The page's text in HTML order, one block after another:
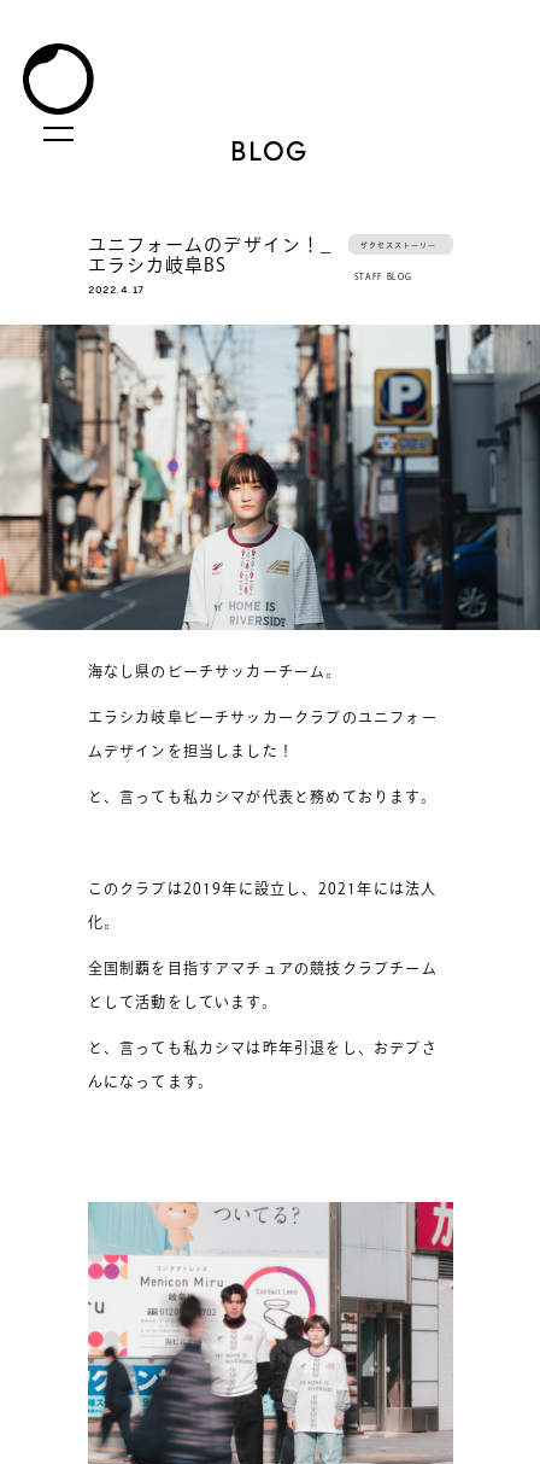
BLOG
ユニフォームのデザイン！_
エラシカ岐阜BS
2022.4.17
サクセスストーリー
STAFF BLOG
海なし県のビーチサッカーチーム。
エラシカ岐阜ビーチサッカークラブのユニフォー
ムデザインを担当しました！
と、言っても私カシマが代表と務めております。
このクラブは2019年に設立し、2021年には法人
化。
全国制覇を目指すアマチュアの競技クラブチーム
として活動をしています。
と、言っても私カシマは昨年引退をし、おデブさ
んになってます。